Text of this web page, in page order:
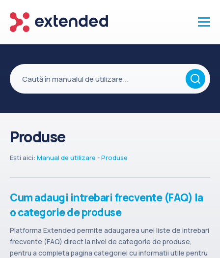
Produse
Vanzari și clienti
Marketing și promotii
Conținut
Integrări
Setări
Servicii
API
Înapoi la site
Contact
Produse
Ești aici: Manual de utilizare -Produse
Cum adaugi intrebari frecvente (FAQ) la
o categorie de produse
Platforma Extended permite adaugarea unei liste de intrebari
frecvente (FAQ) direct la nivel de categorie de produse,
pentru a completa pagina categoriei cu informatii utile pentru